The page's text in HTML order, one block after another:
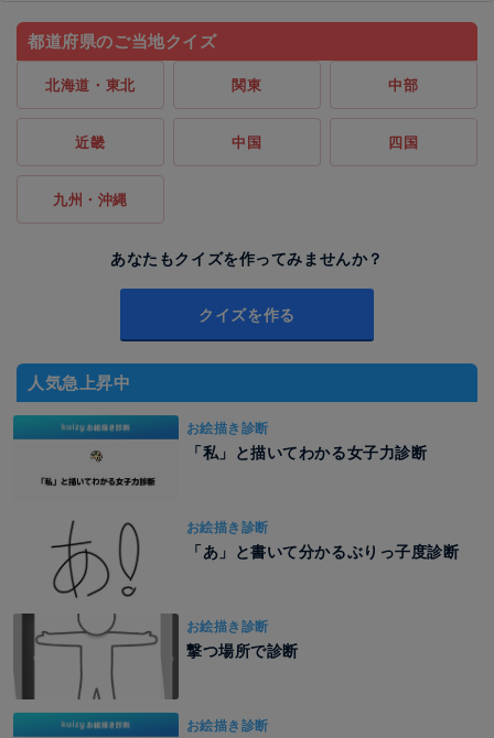
都道府県のご当地クイズ
北海道・東北 関東 中部
近畿 中国 四国
九州・沖縄
あなたもクイズを作ってみませんか？
クイズを作る
人気急上昇中
お絵描き診断
「私」と描いてわかる女子力診断
お絵描き診断
「あ」と書いて分かるぶりっ子度診断
お絵描き診断
撃つ場所で診断
お絵描き診断